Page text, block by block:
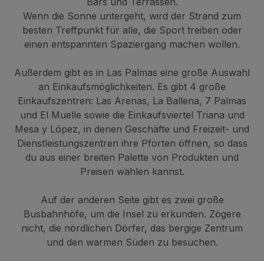
Wenn die Sonne untergeht, wird der Strand zum
besten Treffpunkt für alle, die Sport treiben oder
einen entspannten Spaziergang machen wollen.
Außerdem gibt es in Las Palmas eine große Auswahl
an Einkaufsmöglichkeiten. Es gibt 4 große
Einkaufszentren: Las Arenas, La Ballena, 7 Palmas
und El Muelle sowie die Einkaufsviertel Triana und
Mesa y López, in denen Geschäfte und Freizeit- und
Dienstleistungszentren ihre Pforten öffnen, so dass
du aus einer breiten Palette von Produkten und
Preisen wählen kannst.
Auf der anderen Seite gibt es zwei große
Busbahnhöfe, um die Insel zu erkunden. Zögere
nicht, die nördlichen Dörfer, das bergige Zentrum
und den warmen Süden zu besuchen.